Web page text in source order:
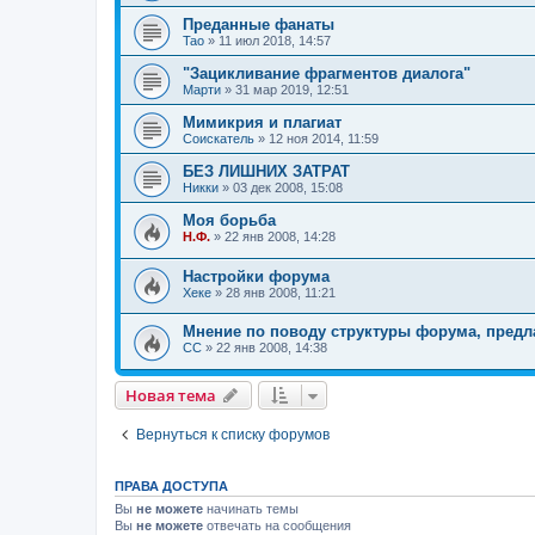
Преданные фанаты
Tao » 11 июл 2018, 14:57
"Зацикливание фрагментов диалога"
Марти » 31 мар 2019, 12:51
Мимикрия и плагиат
Соискатель » 12 ноя 2014, 11:59
БЕЗ ЛИШНИХ ЗАТРАТ
Никки » 03 дек 2008, 15:08
Моя борьба
Н.Ф. » 22 янв 2008, 14:28
Настройки форума
Хеке » 28 янв 2008, 11:21
Мнение по поводу структуры форума,
CC » 22 янв 2008, 14:38
Новая тема
Вернуться к списку форумов
ПРАВА ДОСТУПА
Вы не можете начинать темы
Вы не можете отвечать на сообщения